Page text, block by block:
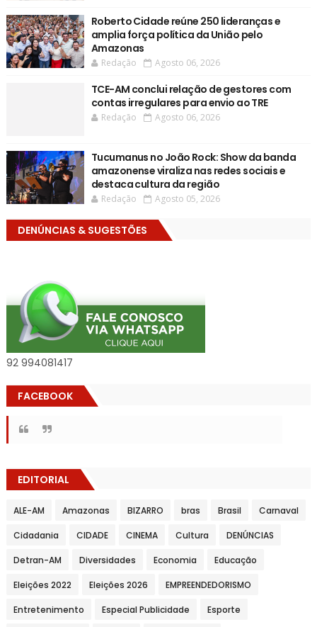
Roberto Cidade reúne 250 lideranças e
amplia força política da União pelo
Amazonas
Redação Agosto 06, 2026
TCE-AM conclui relação de gestores com
contas irregulares para envio ao TRE
Redação Agosto 06, 2026
Tucumanus no João Rock: Show da banda
amazonense viraliza nas redes sociais e
destaca cultura da região
Redação Agosto 05, 2026
DENÚNCIAS & SUGESTÕES
92 994081417
FACEBOOK
EDITORIAL
ALE-AM Amazonas BIZARRO bras Brasil Carnaval
Cidadania CIDADE CINEMA Cultura DENÚNCIAS
Detran-AM Diversidades Economia Educação
Eleições 2022 Eleições 2026 EMPREENDEDORISMO
Entretenimento Especial Publicidade Esporte